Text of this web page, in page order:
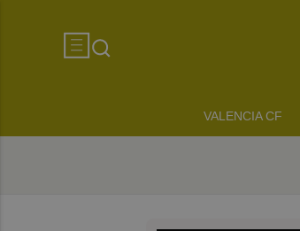
VALENCIA CF